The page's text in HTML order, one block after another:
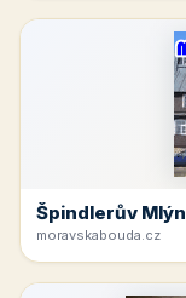
Špindlerův Mlýn
moravskabouda.cz